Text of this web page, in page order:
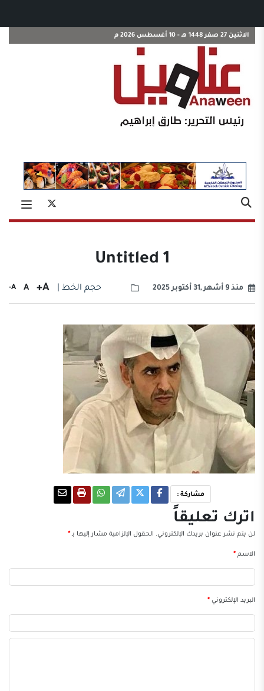
الاثنين 27 صفر 1448 هـ - 10 أغسطس 2026 م
Untitled 1
منذ 9 أشهر ,31 أكتوبر 2025 حجم الخط | A+
A
A-
مشاركة :
اترك تعليقاً
لن يتم نشر عنوان بريدك الإلكتروني. الحقول الإلزامية مشار إليها بـ*
الاسم*
البريد الإلكتروني*